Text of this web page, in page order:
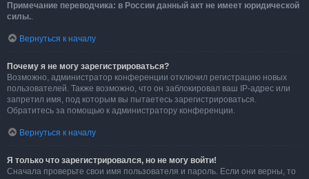
Примечание переводчика: в России данный акт не имеет юридической
силы..
Вернуться к началу
Почему я не могу зарегистрироваться?
Возможно, администратор конференции отключил регистрацию новых
пользователей. Также возможно, что он заблокировал ваш IP-адрес или
запретил имя, под которым вы пытаетесь зарегистрироваться.
Обратитесь за помощью к администратору конференции.
Вернуться к началу
Я только что зарегистрировался, но не могу войти!
Сначала проверьте свои имя пользователя и пароль. Если они верны, то